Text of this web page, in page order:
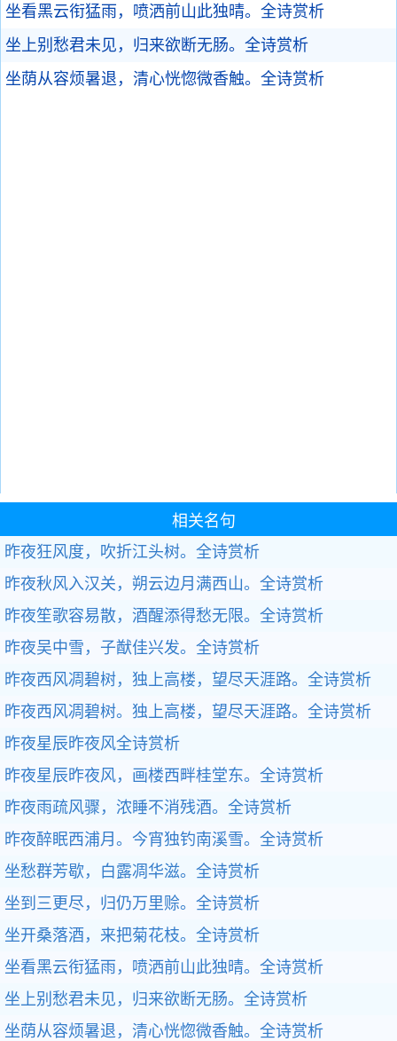
坐看黑云衔猛雨，喷洒前山此独晴。 全诗赏析
坐上别愁君未见，归来欲断无肠。 全诗赏析
坐荫从容烦暑退，清心恍惚微香触。 全诗赏析
相关名句
昨夜狂风度，吹折江头树。 全诗赏析
昨夜秋风入汉关，朔云边月满西山。 全诗赏析
昨夜笙歌容易散，酒醒添得愁无限。 全诗赏析
昨夜吴中雪，子猷佳兴发。 全诗赏析
昨夜西风凋碧树，独上高楼，望尽天涯路。 全诗赏析
昨夜西风凋碧树。独上高楼，望尽天涯路。 全诗赏析
昨夜星辰昨夜风全诗赏析
昨夜星辰昨夜风，画楼西畔桂堂东。 全诗赏析
昨夜雨疏风骤，浓睡不消残酒。 全诗赏析
昨夜醉眠西浦月。今宵独钓南溪雪。 全诗赏析
坐愁群芳歇，白露凋华滋。 全诗赏析
坐到三更尽，归仍万里赊。 全诗赏析
坐开桑落酒，来把菊花枝。 全诗赏析
坐看黑云衔猛雨，喷洒前山此独晴。 全诗赏析
坐上别愁君未见，归来欲断无肠。 全诗赏析
坐荫从容烦暑退，清心恍惚微香触。 全诗赏析